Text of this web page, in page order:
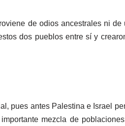
de odios ancestrales ni
dos pueblos entre sí y
pues antes Palestina e Israel
mezcla de